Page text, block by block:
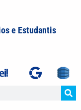
e Estudantis